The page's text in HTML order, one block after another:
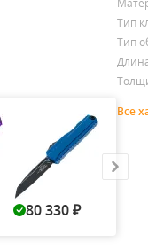
80 330 ₽
Тип
Тип
Все